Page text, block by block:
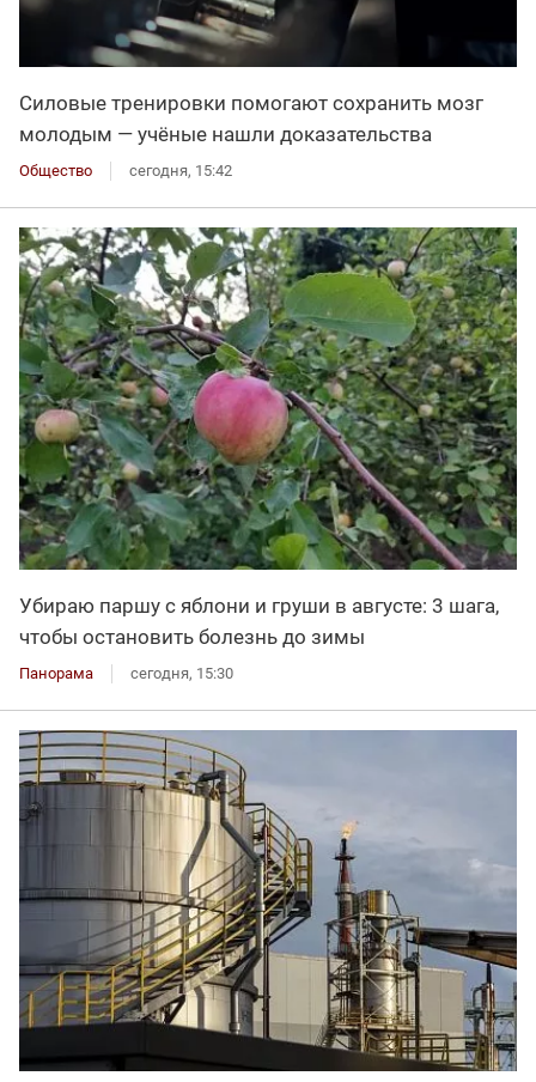
Силовые тренировки помогают сохранить мозг
молодым — учёные нашли доказательства
Общество сегодня, 15:42
Убираю паршу с яблони и груши в августе: 3 шага,
чтобы остановить болезнь до зимы
Панорама сегодня, 15:30